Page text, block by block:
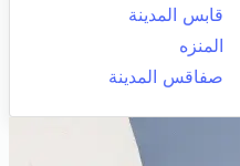
قابس المدينة
المنزه
صفاقس المدينة